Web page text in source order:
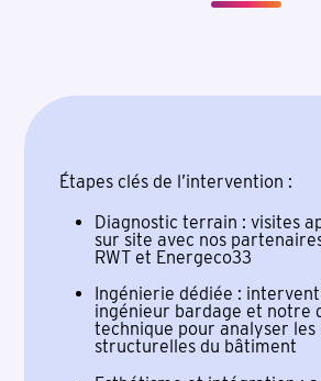
Étapes clés de l’intervention :
Diagnostic terrain : visites
sur site avec nos
RWT et Energeco33
Ingénierie dédiée :
ingénieur bardage et notre
technique pour analyser
structurelles du bâtiment